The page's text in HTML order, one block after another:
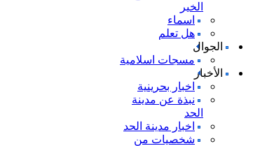
الخير
اسماء
هل تعلم
الجوال
مسجات اسلامية
الأخبار
اخبار بحرينية
نبذة عن مدينة
الحد
اخبار مدينة الحد
شخصيات من